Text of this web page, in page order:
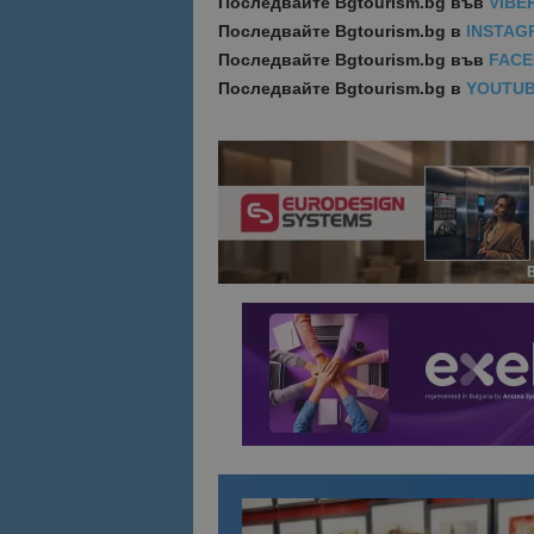
Последвайте Bgtourism.bg в
Последвайте Bgtourism.bg във
Последвайте Bgtourism.bg в
Име
is_unique
_ga_B09EBBY8PY
_ga_FK650GXHRZ
_ga
Име